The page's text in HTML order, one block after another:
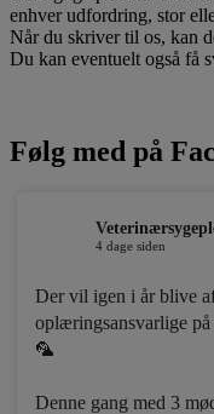
enhver udfordring, stor
Når du skriver til os, kan
Du kan eventuelt også få
Følg med på
4 dage siden
Der vil igen i år blive
oplæringsansvarlige
🦜
Denne gang med 3